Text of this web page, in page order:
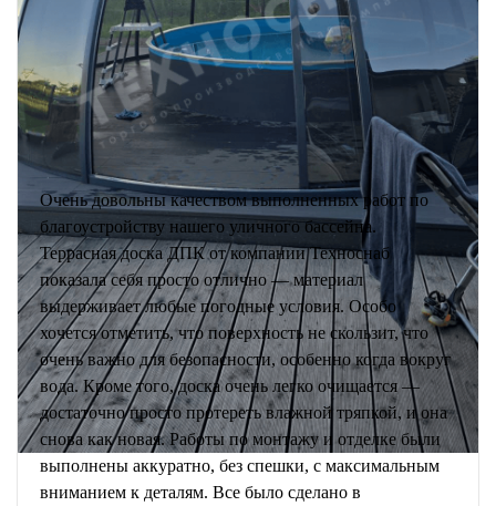
Очень довольны качеством выполненных работ по
благоустройству нашего уличного бассейна.
Террасная доска ДПК от компании Техноснаб
показала себя просто отлично — материал
выдерживает любые погодные условия. Особо
хочется отметить, что поверхность не скользит, что
очень важно для безопасности, особенно когда вокруг
вода. Кроме того, доска очень легко очищается —
достаточно просто протереть влажной тряпкой, и она
снова как новая. Работы по монтажу и отделке были
выполнены аккуратно, без спешки, с максимальным
вниманием к деталям. Все было сделано в